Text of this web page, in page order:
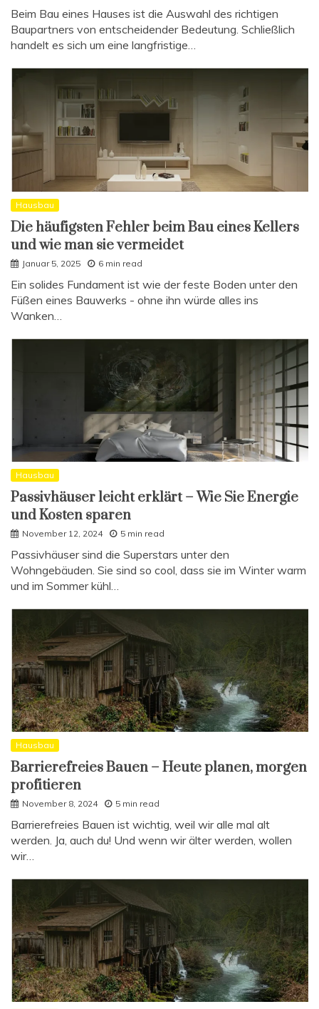
Beim Bau eines Hauses ist die Auswahl des richtigen
Baupartners von entscheidender Bedeutung. Schließlich
handelt es sich um eine langfristige…
Hausbau
Die häufigsten Fehler beim Bau eines Kellers
und wie man sie vermeidet
Januar 5, 2025 6 min read
Ein solides Fundament ist wie der feste Boden unter den
Füßen eines Bauwerks - ohne ihn würde alles ins
Wanken…
Hausbau
Passivhäuser leicht erklärt – Wie Sie Energie
und Kosten sparen
November 12, 2024 5 min read
Passivhäuser sind die Superstars unter den
Wohngebäuden. Sie sind so cool, dass sie im Winter warm
und im Sommer kühl…
Hausbau
Barrierefreies Bauen – Heute planen, morgen
profitieren
November 8, 2024 5 min read
Barrierefreies Bauen ist wichtig, weil wir alle mal alt
werden. Ja, auch du! Und wenn wir älter werden, wollen
wir…